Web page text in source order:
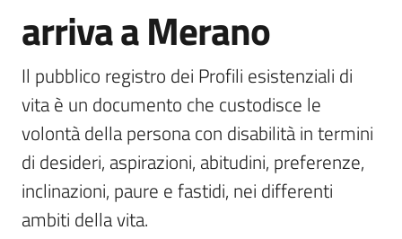
Tutti
gli
argomenti
u
arriva a Merano
Il pubblico registro dei Profili esistenziali di
vita è un documento che custodisce le
volontà della persona con disabilità in termini
di desideri, aspirazioni, abitudini, preferenze,
inclinazioni, paure e fastidi, nei differenti
ambiti della vita.